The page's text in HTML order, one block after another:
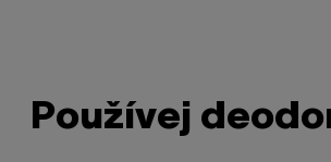
Používej